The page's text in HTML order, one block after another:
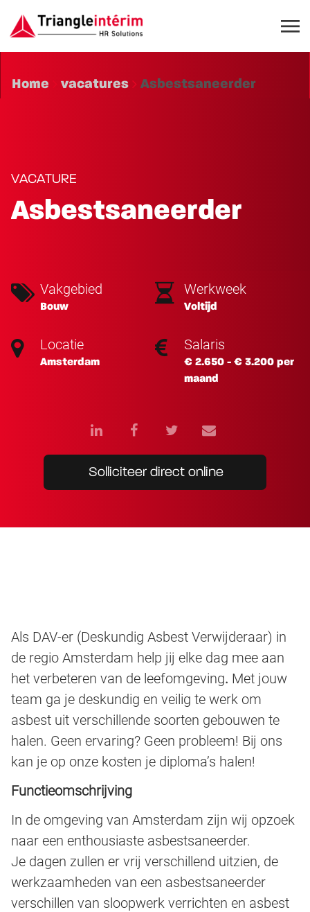
Home vacatures Asbestsaneerder
VACATURE
Asbestsaneerder
Vakgebied
Bouw
Werkweek
Voltijd
Locatie
Amsterdam
Salaris
€ 2.650 - € 3.200 per
maand
Solliciteer direct online
Als DAV-er (Deskundig Asbest Verwijderaar) in
de regio Amsterdam help jij elke dag mee aan
het verbeteren van de leefomgeving. Met jouw
team ga je deskundig en veilig te werk om
asbest uit verschillende soorten gebouwen te
halen. Geen ervaring? Geen probleem! Bij ons
kan je op onze kosten je diploma’s halen!
Functieomschrijving
In de omgeving van Amsterdam zijn wij opzoek
naar een enthousiaste asbestsaneerder.
Je dagen zullen er vrij verschillend uitzien, de
werkzaamheden van een asbestsaneerder
verschillen van sloopwerk verrichten en asbest